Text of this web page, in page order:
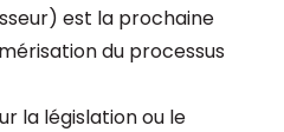
est la prochaine
du processus
la législation ou le